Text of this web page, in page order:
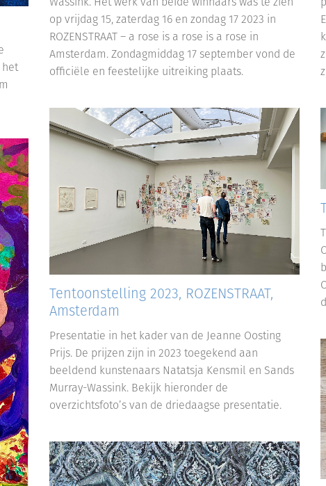
het
op vrijdag 15, zaterdag 16 en zondag 17 2023 in
ROZENSTRAAT – a rose is a rose is a rose in
Amsterdam. Zondagmiddag 17 september vond de
officiële en feestelijke uitreiking plaats.
Tentoonstelling 2023, ROZENSTRAAT,
Amsterdam
Presentatie in het kader van de Jeanne Oosting
Prijs. De prijzen zijn in 2023 toegekend aan
beeldend kunstenaars Natatsja Kensmil en Sands
Murray-Wassink. Bekijk hieronder de
overzichtsfoto’s van de driedaagse presentatie.